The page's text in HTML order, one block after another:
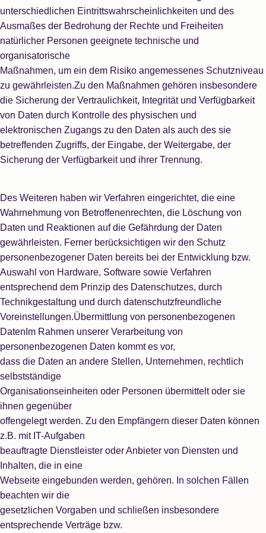
unterschiedlichen Eintrittswahrscheinlichkeiten und des
Ausmaßes der Bedrohung der Rechte und Freiheiten
natürlicher Personen geeignete technische und
organisatorische
Maßnahmen, um ein dem Risiko angemessenes Schutzniveau
zu gewährleisten.Zu den Maßnahmen gehören insbesondere
die Sicherung der Vertraulichkeit, Integrität und Verfügbarkeit
von Daten durch Kontrolle des physischen und
elektronischen Zugangs zu den Daten als auch des sie
betreffenden Zugriffs, der Eingabe, der Weitergabe, der
Sicherung der Verfügbarkeit und ihrer Trennung.
Des Weiteren haben wir Verfahren eingerichtet, die eine
Wahrnehmung von Betroffenenrechten, die Löschung von
Daten und Reaktionen auf die Gefährdung der Daten
gewährleisten. Ferner berücksichtigen wir den Schutz
personenbezogener Daten bereits bei der Entwicklung bzw.
Auswahl von Hardware, Software sowie Verfahren
entsprechend dem Prinzip des Datenschutzes, durch
Technikgestaltung und durch datenschutzfreundliche
Voreinstellungen.Übermittlung von personenbezogenen
DatenIm Rahmen unserer Verarbeitung von
personenbezogenen Daten kommt es vor,
dass die Daten an andere Stellen, Unternehmen, rechtlich
selbstständige
Organisationseinheiten oder Personen übermittelt oder sie
ihnen gegenüber
offengelegt werden. Zu den Empfängern dieser Daten können
z.B. mit IT-Aufgaben
beauftragte Dienstleister oder Anbieter von Diensten und
Inhalten, die in eine
Webseite eingebunden werden, gehören. In solchen Fällen
beachten wir die
gesetzlichen Vorgaben und schließen insbesondere
entsprechende Verträge bzw.